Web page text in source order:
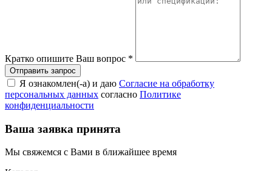
Кратко опишите Ваш вопрос *
Я ознакомлен(-а) и даю Согласие на обработку
персональных данных согласно Политике
конфиденциальности
Ваша заявка принята
Мы свяжемся с Вами в ближайшее время